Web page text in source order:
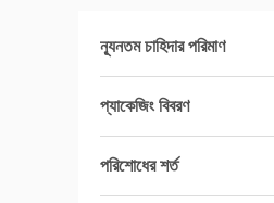
ন্যূনতম চাহিদার পরিমাণ
প্যাকেজিং বিবরণ
পরিশোধের শর্ত